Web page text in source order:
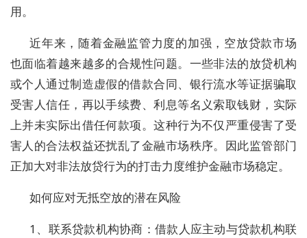
用。
近年来，随着金融监管力度的加强，空放贷款市场
也面临着越来越多的合规性问题。一些非法的放贷机构
或个人通过制造虚假的借款合同、银行流水等证据骗取
受害人信任，再以手续费、利息等名义索取钱财，实际
上并未实际出借任何款项。这种行为不仅严重侵害了受
害人的合法权益还扰乱了金融市场秩序。因此监管部门
正加大对非法放贷行为的打击力度维护金融市场稳定。
如何应对无抵空放的潜在风险
1‌、联系贷款机构协商‌：借款人应主动与贷款机构联